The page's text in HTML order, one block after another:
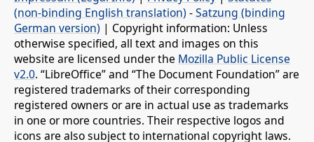
(non-binding English translation) -Satzung (binding
German version) | Copyright information: Unless
otherwise specified, all text and images on this
website are licensed under the Mozilla Public License
v2.0. “LibreOffice” and “The Document Foundation” are
registered trademarks of their corresponding
registered owners or are in actual use as trademarks
in one or more countries. Their respective logos and
icons are also subject to international copyright laws.